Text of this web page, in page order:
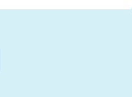
mi contrato y mi consumo
atención al cliente fue
y siempre dispuesta a